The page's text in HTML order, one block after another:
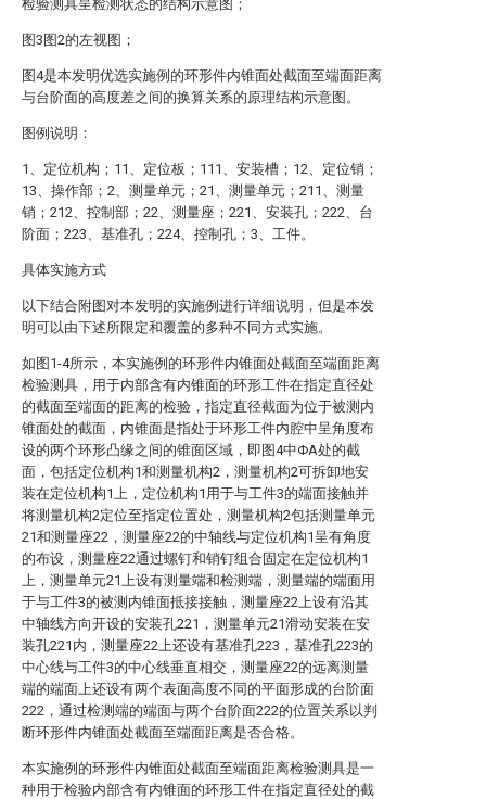
检验测具呈检测状态的结构示意图；
图3图2的左视图；
图4是本发明优选实施例的环形件内锥面处截面至端面距离
与台阶面的高度差之间的换算关系的原理结构示意图。
图例说明：
1、定位机构；11、定位板；111、安装槽；12、定位销；
13、操作部；2、测量单元；21、测量单元；211、测量
销；212、控制部；22、测量座；221、安装孔；222、台
阶面；223、基准孔；224、控制孔；3、工件。
具体实施方式
以下结合附图对本发明的实施例进行详细说明，但是本发
明可以由下述所限定和覆盖的多种不同方式实施。
如图1-4所示，本实施例的环形件内锥面处截面至端面距离
检验测具，用于内部含有内锥面的环形工件在指定直径处
的截面至端面的距离的检验，指定直径截面为位于被测内
锥面处的截面，内锥面是指处于环形工件内腔中呈角度布
设的两个环形凸缘之间的锥面区域，即图4中ΦA处的截
面，包括定位机构1和测量机构2，测量机构2可拆卸地安
装在定位机构1上，定位机构1用于与工件3的端面接触并
将测量机构2定位至指定位置处，测量机构2包括测量单元
21和测量座22，测量座22的中轴线与定位机构1呈有角度
的布设，测量座22通过螺钉和销钉组合固定在定位机构1
上，测量单元21上设有测量端和检测端，测量端的端面用
于与工件3的被测内锥面抵接接触，测量座22上设有沿其
中轴线方向开设的安装孔221，测量单元21滑动安装在安
装孔221内，测量座22上还设有基准孔223，基准孔223的
中心线与工件3的中心线垂直相交，测量座22的远离测量
端的端面上还设有两个表面高度不同的平面形成的台阶面
222，通过检测端的端面与两个台阶面222的位置关系以判
断环形件内锥面处截面至端面距离是否合格。
本实施例的环形件内锥面处截面至端面距离检验测具是一
种用于检验内部含有内锥面的环形工件在指定直径处的截